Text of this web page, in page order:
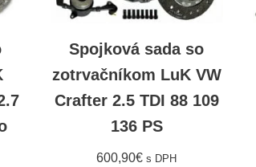
Spojková sada so
zotrvačníkom LuK VW
Crafter 2.5 TDI 88 109
136 PS
600,90€ s DPH